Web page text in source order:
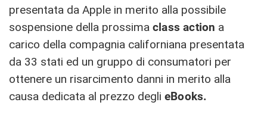
presentata da Apple in merito alla possibile
sospensione della prossima class action a
carico della compagnia californiana presentata
da 33 stati ed un gruppo di consumatori per
ottenere un risarcimento danni in merito alla
causa dedicata al prezzo degli eBooks.